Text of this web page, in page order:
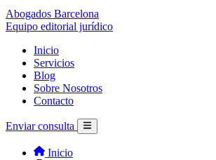
Abogados Barcelona
Equipo editorial jurídico
Inicio
Servicios
Blog
Sobre Nosotros
Contacto
Enviar consulta
Inicio